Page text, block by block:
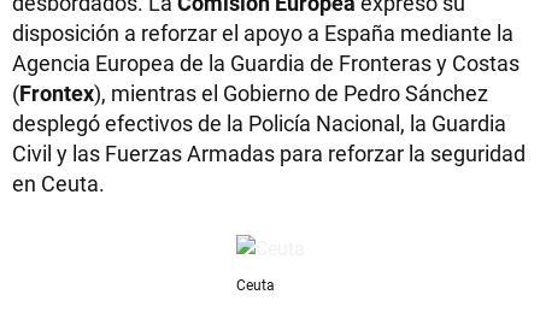
disposición a reforzar el apoyo a España mediante la
Agencia Europea de la Guardia de Fronteras y Costas
(Frontex), mientras el Gobierno de Pedro Sánchez
desplegó efectivos de la Policía Nacional, la Guardia
Civil y las Fuerzas Armadas para reforzar la seguridad
en Ceuta.
Ceuta